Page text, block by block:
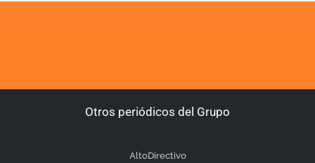
Otros periódicos del Grupo
AltoDirectivo